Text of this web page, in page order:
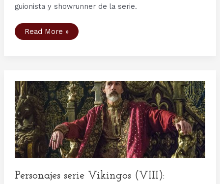
guionista y showrunner de la serie.
Presentación
de
en
Madrid,
por
Canal
TNT
Read More »
Personajes serie Vikingos (VIII):